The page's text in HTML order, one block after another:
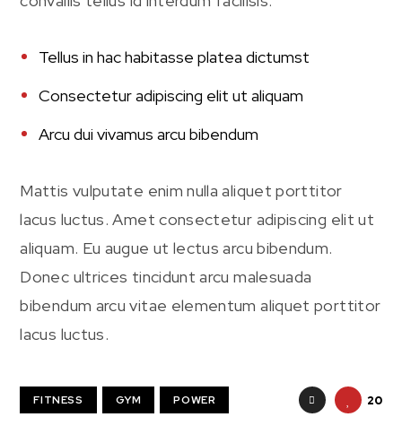
Tellus in hac habitasse platea dictumst
Consectetur adipiscing elit ut aliquam
Arcu dui vivamus arcu bibendum
Mattis vulputate enim nulla aliquet porttitor
lacus luctus. Amet consectetur adipiscing elit ut
aliquam. Eu augue ut lectus arcu bibendum.
Donec ultrices tincidunt arcu malesuada
bibendum arcu vitae elementum aliquet porttitor
lacus luctus.
FITNESS GYM POWER 20